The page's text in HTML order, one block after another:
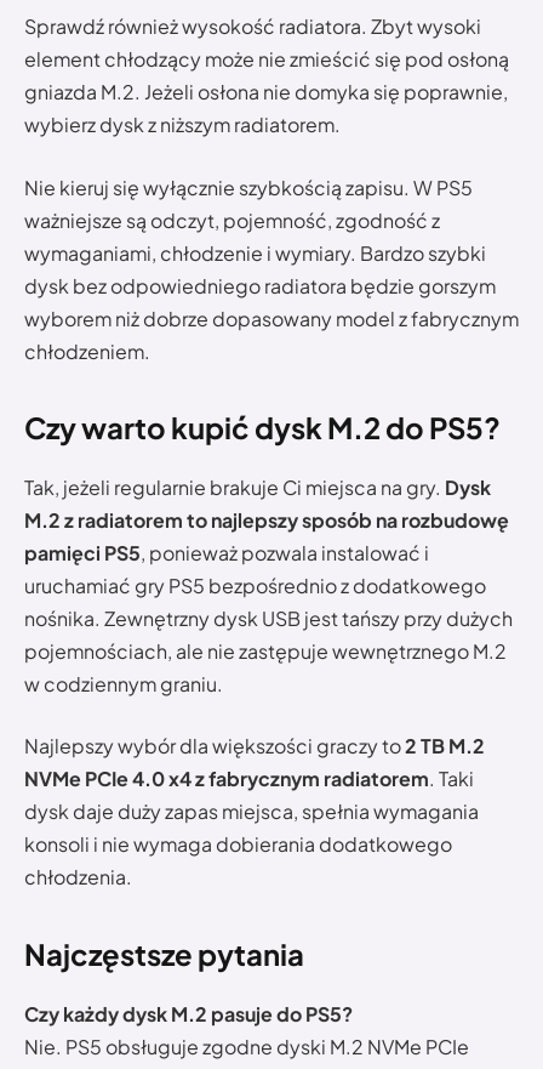
Sprawdź również wysokość radiatora. Zbyt wysoki
element chłodzący może nie zmieścić się pod osłoną
gniazda M.2. Jeżeli osłona nie domyka się poprawnie,
wybierz dysk z niższym radiatorem.
Nie kieruj się wyłącznie szybkością zapisu. W PS5
ważniejsze są odczyt, pojemność, zgodność z
wymaganiami, chłodzenie i wymiary. Bardzo szybki
dysk bez odpowiedniego radiatora będzie gorszym
wyborem niż dobrze dopasowany model z fabrycznym
chłodzeniem.
Czy warto kupić dysk M.2 do PS5?
Tak, jeżeli regularnie brakuje Ci miejsca na gry. Dysk
M.2 z radiatorem to najlepszy sposób na rozbudowę
pamięci PS5, ponieważ pozwala instalować i
uruchamiać gry PS5 bezpośrednio z dodatkowego
nośnika. Zewnętrzny dysk USB jest tańszy przy dużych
pojemnościach, ale nie zastępuje wewnętrznego M.2
w codziennym graniu.
Najlepszy wybór dla większości graczy to2 TB M.2
NVMe PCIe 4.0 x4 z fabrycznym radiatorem. Taki
dysk daje duży zapas miejsca, spełnia wymagania
konsoli i nie wymaga dobierania dodatkowego
chłodzenia.
Najczęstsze pytania
Czy każdy dysk M.2 pasuje do PS5?
Nie. PS5 obsługuje zgodne dyski M.2 NVMe PCIe